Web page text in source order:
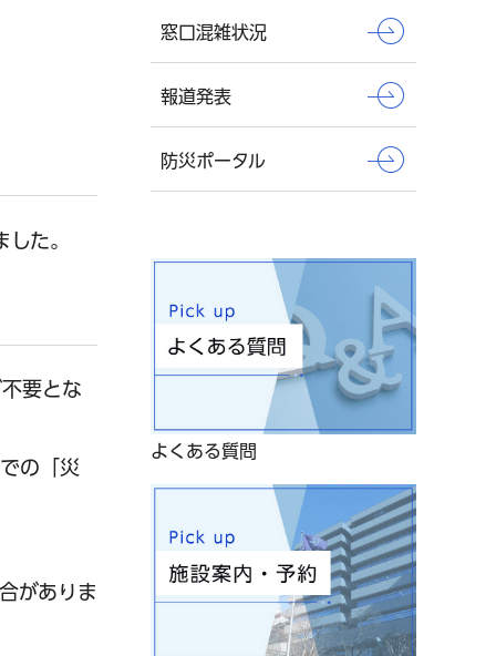
た。
要とな
の「災
がありま
窓口混雑状況
報道発表
防災ポータル
よくある質問